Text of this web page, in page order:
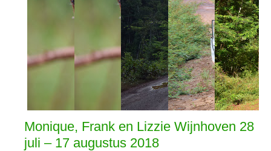
Monique, Frank en Lizzie Wijnhoven 28
juli – 17 augustus 2018